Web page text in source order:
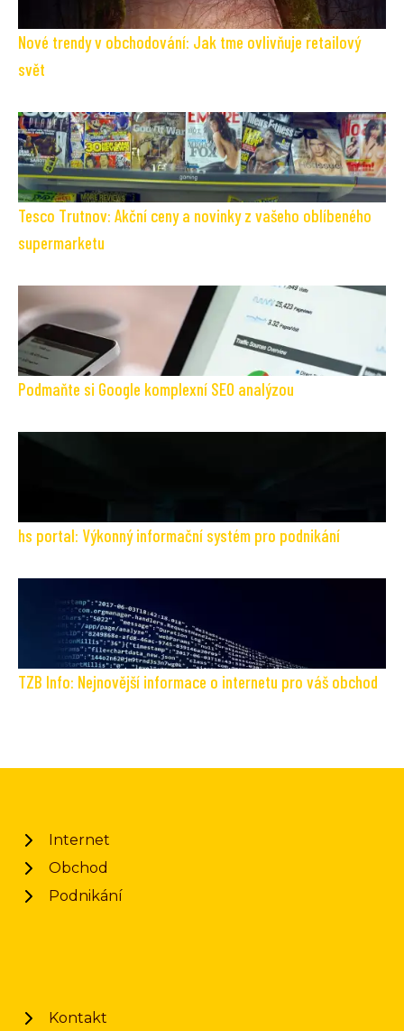
Nové trendy v obchodování: Jak tme ovlivňuje retailový
svět
Tesco Trutnov: Akční ceny a novinky z vašeho oblíbeného
supermarketu
Podmaňte si Google komplexní SEO analýzou
hs portal: Výkonný informační systém pro podnikání
TZB Info: Nejnovější informace o internetu pro váš obchod
Internet
Obchod
Podnikání
Kontakt